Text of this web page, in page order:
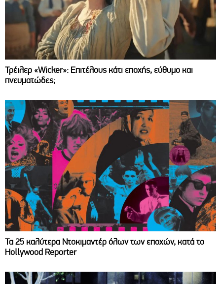
Τρέιλερ «Wicker»: Επιτέλους κάτι εποχής, εύθυμο και
πνευματώδες;
Τα 25 καλύτερα Ντοκιμαντέρ όλων των εποχών, κατά το
Hollywood Reporter